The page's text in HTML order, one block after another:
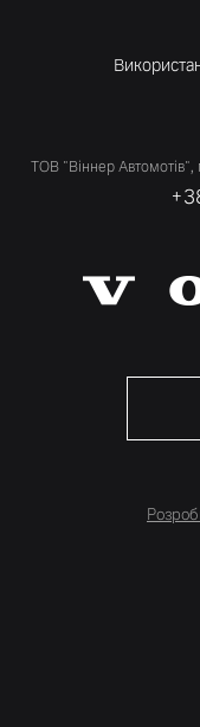
ТОВ "Віннер